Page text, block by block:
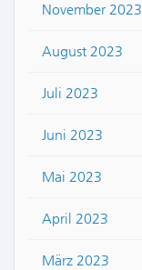
November 2023
August 2023
Juli 2023
Juni 2023
Mai 2023
April 2023
März 2023